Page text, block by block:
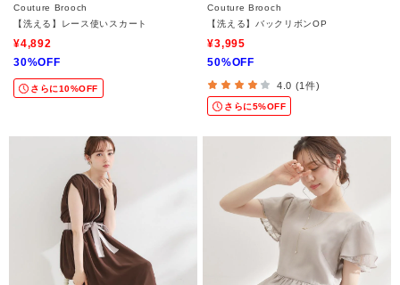
Couture Brooch
【洗える】レース使いスカート
¥4,892
30%OFF
さらに10%OFF
Couture Brooch
【洗える】バックリボンOP
¥3,995
50%OFF
4.0 (1件)
さらに5%OFF